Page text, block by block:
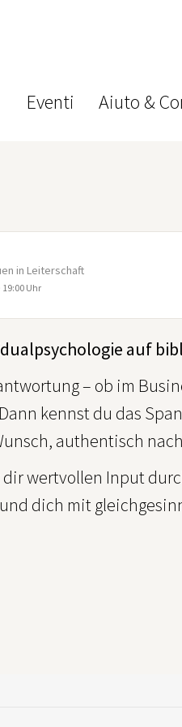
Eventi Aiuto &
in Leiterschaft
19:00 Uhr
auf
– ob im
kennst du das
authentisch
wertvollen Input
dich mit